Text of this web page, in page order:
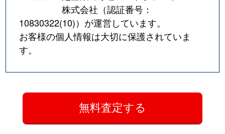
株式会社（認証番号：
10830322(10)）が運営しています。
お客様の個人情報は大切に保護されていま
す。